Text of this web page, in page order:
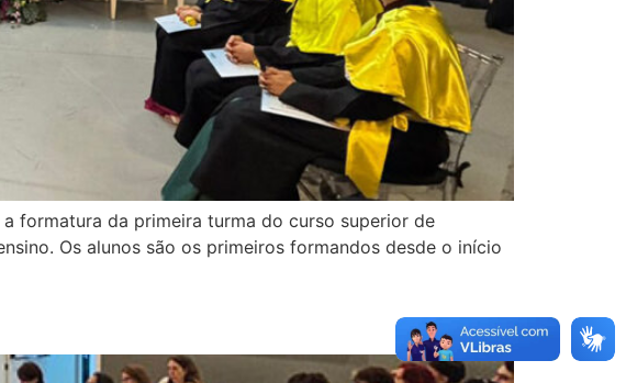
formatura da primeira turma do curso superior de
Os alunos são os primeiros formandos desde o início